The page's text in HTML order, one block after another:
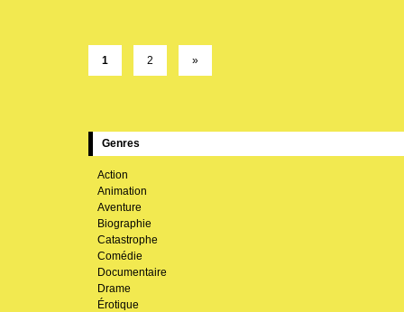
1 2 »
Genres
Action
Animation
Aventure
Biographie
Catastrophe
Comédie
Documentaire
Drame
Érotique